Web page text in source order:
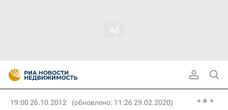
19:00 26.10.2012 (обновлено: 11:26 29.02.2020)